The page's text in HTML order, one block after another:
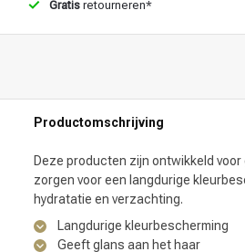
Gratis retourneren*
Productomschrijving
Deze producten zijn ontwikkeld voor
zorgen voor een langdurige
hydratatie en verzachting.
Langdurige kleurbescherming
Geeft glans aan het haar